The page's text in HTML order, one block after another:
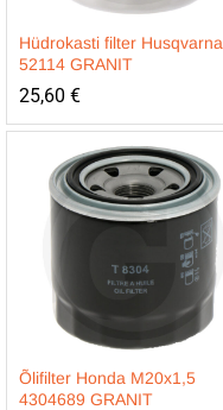
Hüdrokasti filter Husqvarna
52114 GRANIT
25,60 €
Õlifilter Honda M20x1,5
4304689 GRANIT